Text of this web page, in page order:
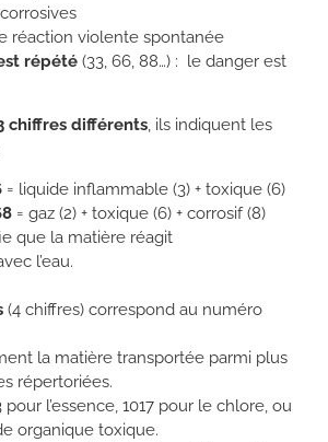
réaction violente spontanée
répété (33, 66, 88…) : le danger est
chiffres différents, ils indiquent les
= liquide inflammable (3) + toxique (6)
= gaz (2) + toxique (6) + corrosif (8)
que la matière réagit
l’eau.
(4 chiffres) correspond au numéro
la matière transportée parmi plus
répertoriées.
l’essence, 1017 pour le chlore, ou
organique toxique.